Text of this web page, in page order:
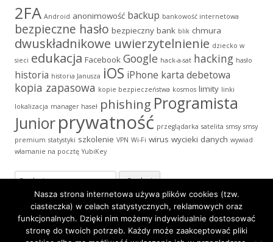
2FA Android anonimowość backup bankowość internetowa
bezpieczne hasło bezpieczny bank blik chmura
dwuskładnikowe uwierzytelnienie dziecko w
sieci edukacja Facebook Google hack-a-sat hacking hasło
historia historia Janusza iOS iPhone karta debetowa
kopia zapasowa kopie bezpieczeństwa kosmos limity linki
lokalizacja manager haseł phishing Programista
Juniorprywatność przeglądarka satelita smsy smsy
premium statystyki szkolenie VPN Wi-Fi wirus wycieki danych wywiad
włamanie na pocztę YubiKey
Szukaj:
Zawartość
Polityka Prywatności·Icons made by Freepikfrom
Nasza strona internetowa używa plików cookies (tzw.
ciasteczka) w celach statystycznych, reklamowych oraz
funkcjonalnych. Dzięki nim możemy indywidualnie dostosować
stronę do twoich potrzeb. Każdy może zaakceptować pliki